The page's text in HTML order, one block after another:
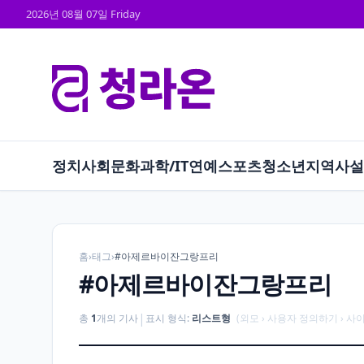
2026년 08월 07일 Friday
정치사회문화과학/IT연예스포츠청소년지역사
홈›태그›#아제르바이잔그랑프리
#아제르바이잔그랑프리
총 1개의 기사 | 표시 형식: 리스트형 (외모 › 사용자 정의하기 › 사